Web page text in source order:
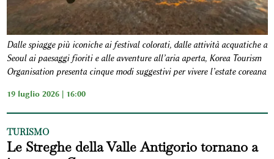
Dalle spiagge più iconiche ai festival colorati, dalle attività acquatiche a
Seoul ai paesaggi fioriti e alle avventure all’aria aperta, Korea Tourism
Organisation presenta cinque modi suggestivi per vivere l’estate coreana
19 luglio 2026 | 16:00
TURISMO
Le Streghe della Valle Antigorio tornano a